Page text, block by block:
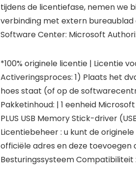
tijdens de licentiefase, nemen we
verbinding met extern bureaublad
Software Center: Microsoft
*100% originele licentie | Licentie
Activeringsproces: 1) Plaats het
hoes staat (of op de
Pakketinhoud: | 1 eenheid
PLUS USB Memory Stick-driver
Licentiebeheer : u kunt de
officiële adres en deze
Besturingssysteem Compatibiliteit